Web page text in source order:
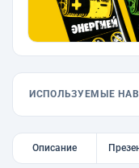
ИСПОЛЬЗУЕМЫЕ
Описание